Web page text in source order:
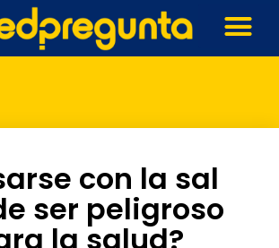
con la sal
ser peligroso
la salud?